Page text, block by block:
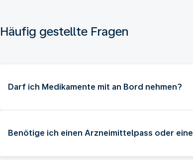
Häufig gestellte Fragen
Darf ich Medikamente mit an Bord nehmen?
Benötige ich einen Arzneimittelpass oder